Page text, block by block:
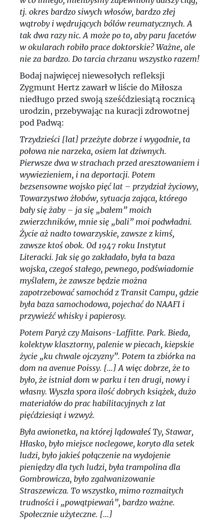
tj. okres bardzo siwych włosów, bardzo złej
wątroby i wędrujących bólów reumatycznych. A
tak dwa razy nic. A może po to, aby paru facetów
w okularach robiło prace doktorskie? Ważne, ale
nie za bardzo. Do tarcia chrzanu wszystko razem!
Bodaj najwięcej niewesołych refleksji
Zygmunt Hertz zawarł w liście do Miłosza
niedługo przed swoją sześćdziesiątą rocznicą
urodzin, przebywając na kuracji zdrowotnej
pod Padwą:
Trzydzieści [lat] przeżyte dobrze i wygodnie, ta
połowa nie narzeka, osiem lat dziwnych.
Pierwsze dwa w strachach przed aresztowaniem i
wywiezieniem, i na deportacji. Potem
bezsensowne wojsko pięć lat – przydział życiowy,
Towarzystwo żłobów, sytuacja zająca, którego
bały się żaby – ja się „bałem” moich
zwierzchników, mnie się „bali” moi podwładni.
Życie aż nadto towarzyskie, zawsze z kimś,
zawsze ktoś obok. Od 1947 roku Instytut
Literacki. Jak się go zakładało, była ta baza
wojska, czegoś stałego, pewnego, podświadomie
myślałem, że zawsze będzie można
zapotrzebować samochód z Transit Campu, gdzie
była baza samochodowa, pojechać do NAAFI i
przywieźć whisky i papierosy.
Potem Paryż czy Maisons-Laffitte. Park. Bieda,
kolektyw klasztorny, palenie w piecach, kiepskie
życie „ku chwale ojczyzny”. Potem ta zbiórka na
dom na avenue Poissy. [...] A więc dobrze, że to
było, że istniał dom w parku i ten drugi, nowy i
własny. Wyszła spora ilość dobrych książek, dużo
materiałów do prac habilitacyjnych z lat
pięćdziesiąt i wzwyż.
Była awionetka, na której lądowałeś Ty, Stawar,
Hłasko, było miejsce noclegowe, koryto dla setek
ludzi, było jakieś połączenie na wydojenie
pieniędzy dla tych ludzi, była trampolina dla
Gombrowicza, było zgalwanizowanie
Straszewicza. To wszystko, mimo rozmaitych
trudności i „powątpiewań”, bardzo ważne.
Społecznie użyteczne. [...]